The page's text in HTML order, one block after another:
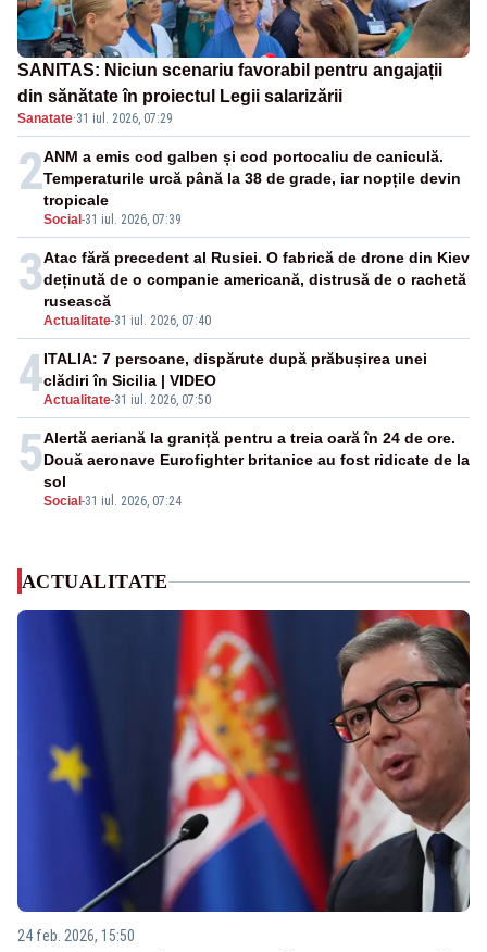
SANITAS: Niciun scenariu favorabil pentru angajații
din sănătate în proiectul Legii salarizării
Sanatate·31 iul. 2026, 07:29
2
Social -31 iul. 2026, 07:39
ANM a emis cod galben și cod portocaliu de caniculă.
Temperaturile urcă până la 38 de grade, iar nopțile devin
tropicale
3
Actualitate-31 iul. 2026, 07:40
Atac fără precedent al Rusiei. O fabrică de drone din Kiev
deținută de o companie americană, distrusă de o rachetă
rusească
4Actualitate-31 iul. 2026, 07:50
ITALIA: 7 persoane, dispărute după prăbușirea unei
clădiri în Sicilia | VIDEO
5
Social -31 iul. 2026, 07:24
Alertă aeriană la graniță pentru a treia oară în 24 de ore.
Două aeronave Eurofighter britanice au fost ridicate de la
sol
ACTUALITATE
24 feb. 2026, 15:50